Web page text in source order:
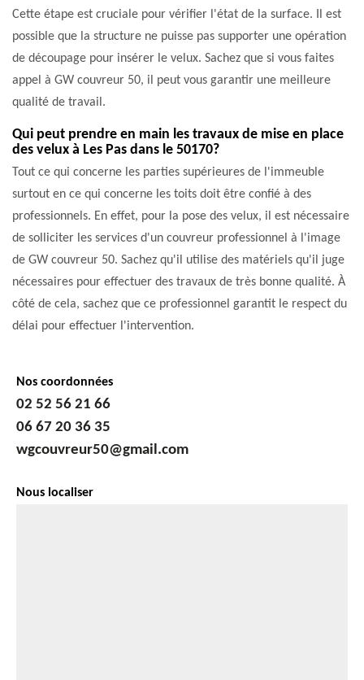
Cette étape est cruciale pour vérifier l'état de la surface. Il est
possible que la structure ne puisse pas supporter une opération
de découpage pour insérer le velux. Sachez que si vous faites
appel à GW couvreur 50, il peut vous garantir une meilleure
qualité de travail.
Qui peut prendre en main les travaux de mise en place
des velux à Les Pas dans le 50170?
Tout ce qui concerne les parties supérieures de l'immeuble
surtout en ce qui concerne les toits doit être confié à des
professionnels. En effet, pour la pose des velux, il est nécessaire
de solliciter les services d'un couvreur professionnel à l'image
de GW couvreur 50. Sachez qu'il utilise des matériels qu'il juge
nécessaires pour effectuer des travaux de très bonne qualité. À
côté de cela, sachez que ce professionnel garantit le respect du
délai pour effectuer l'intervention.
Nos coordonnées
02 52 56 21 66
06 67 20 36 35
wgcouvreur50@gmail.com
Nous localiser